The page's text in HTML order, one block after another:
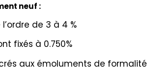
neuf :
de 3 à 4 %
fixés à 0.750%
aux émoluments de formalité